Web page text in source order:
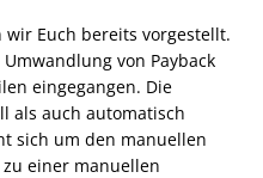
wir Euch bereits vorgestellt.
von Payback
eingegangen. Die
als auch automatisch
sich um den manuellen
einer manuellen